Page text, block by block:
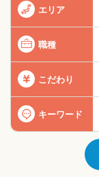
エリア
職種
こだわり
キーワード